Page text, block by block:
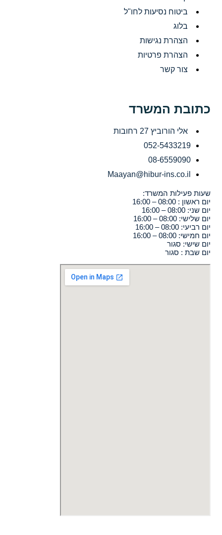
ביטוח נסיעות לחו"ל
בלוג
הצהרת נגישות
הצהרת פרטיות
צור קשר
כתובת המשרד
אלי הורוביץ 27 רחובות
052-5433219
08-6559090
Maayan@hibur-ins.co.il
שעות פעילות המשרד:
יום ראשון : 08:00 – 16:00
יום שני: 08:00 – 16:00
יום שלישי: 08:00 – 16:00
יום רביעי: 08:00 – 16:00
יום חמישי: 08:00 – 16:00
יום שישי: סגור
יום שבת : סגור